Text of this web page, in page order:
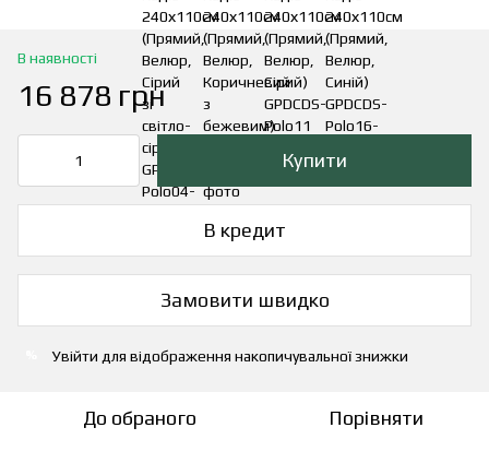
В наявності
16 878 грн
Купити
В кредит
Замовити швидко
Увійти для відображення накопичувальної знижки
До обраного Порівняти